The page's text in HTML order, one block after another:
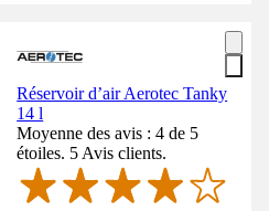
Réservoir d’air Aerotec Tanky
14 l
Moyenne des avis : 4 de 5
étoiles. 5 Avis clients.